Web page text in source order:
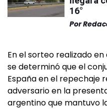
16°
Por
En el sorteo realizado
se determinó que el
España en el repechaje
adversario en la
argentino que mantuvo